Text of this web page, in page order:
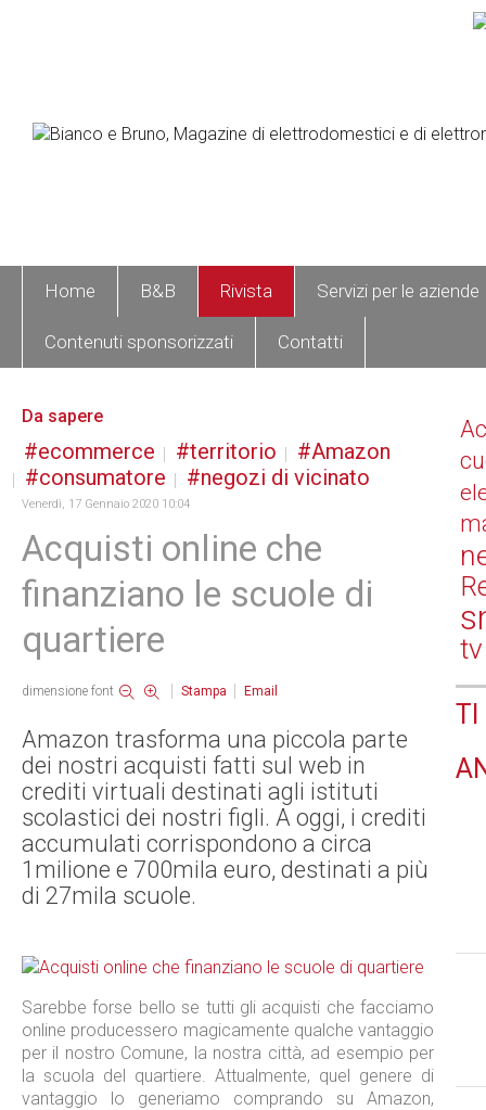
Home B&B Rivista Servizi per le aziende
Contenuti sponsorizzati Contatti
Da sapere
ecommerce territorio
Amazon
consumatore
negozi di vicinato
Venerdì, 17 Gennaio 2020 10:04
Acquisti online che
finanziano le scuole di
quartiere
dimensione font Stampa Email
Amazon trasforma una piccola parte
dei nostri acquisti fatti sul web in
crediti virtuali destinati agli istituti
scolastici dei nostri figli. A oggi, i crediti
accumulati corrispondono a circa
1milione e 700mila euro, destinati a più
di 27mila scuole.
Sarebbe forse bello se tutti gli acquisti che facciamo
online producessero magicamente qualche vantaggio
per il nostro Comune, la nostra città, ad esempio per
la scuola del quartiere. Attualmente, quel genere di
vantaggio lo generiamo comprando su Amazon,
tv
TI